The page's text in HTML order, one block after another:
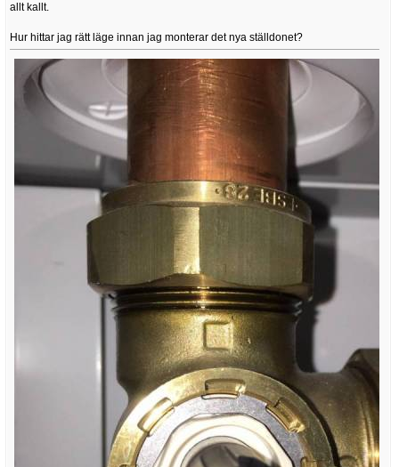
allt kallt.
Hur hittar jag rätt läge innan jag monterar det nya ställdonet?